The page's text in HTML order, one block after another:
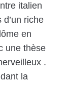
italien
riche
en
une thèse
.
la